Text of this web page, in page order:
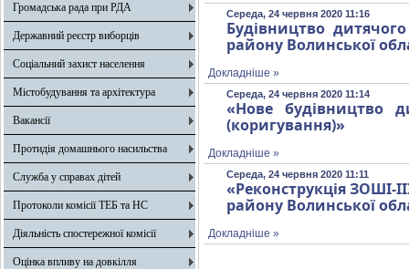
Громадська рада при РДА
Державний реєстр виборців
Соціальний захист населення
Містобудування та архітектура
Вакансії
Протидія домашнього насильства
Служба у справах дітей
Протоколи комісії ТЕБ та НС
Діяльність спостережної комісії
Оцінка впливу на довкілля
Середа, 24 червня 2020 11:16
Будівництво
району Волинської
Докладніше »
Середа, 24 червня 2020 11:14
«Нове будівництво
(коригування)»
Докладніше »
Середа, 24 червня 2020 11:11
«Реконструкція ЗОШІ-
району Волинської
Докладніше »